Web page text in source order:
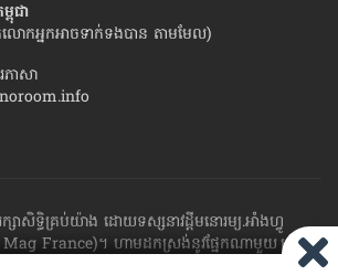
ជា
ោកអ្នកអាចទាក់ទងបាន តាមមែល)
ភាសា
ាសិទ្ធិគ្រប់យ៉ាង ដោយទស្សនាវដ្ដី​មនោរម្យ.អាំងហ្វូ
France)។ ហាម​ដក​ស្រង់​នូវ​ផ្នែក​ណា​មួយ​ ឬ​ផ្នែក​
បស់​ទស្សនាវដ្ដី​​មនោរម្យ.អាំងហ្វូ យក​ទៅ​​បោះពុម្ព នៅ